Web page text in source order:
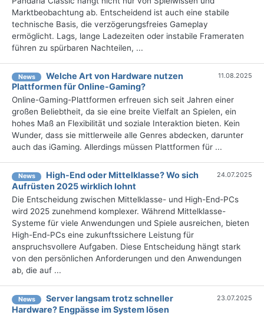
Marktbeobachtung ab. Entscheidend ist auch eine stabile
technische Basis, die verzögerungsfreies Gameplay
ermöglicht. Lags, lange Ladezeiten oder instabile Frameraten
führen zu spürbaren Nachteilen, ...
News
Welche Art von Hardware nutzen
Plattformen für Online-Gaming?
11.08.2025
Online-Gaming-Plattformen erfreuen sich seit Jahren einer
großen Beliebtheit, da sie eine breite Vielfalt an Spielen, ein
hohes Maß an Flexibilität und soziale Interaktion bieten. Kein
Wunder, dass sie mittlerweile alle Genres abdecken, darunter
auch das iGaming. Allerdings müssen Plattformen für ...
News
High-End oder Mittelklasse? Wo sich
Aufrüsten 2025 wirklich lohnt
24.07.2025
Die Entscheidung zwischen Mittelklasse- und High-End-PCs
wird 2025 zunehmend komplexer. Während Mittelklasse-
Systeme für viele Anwendungen und Spiele ausreichen, bieten
High-End-PCs eine zukunftssichere Leistung für
anspruchsvollere Aufgaben. Diese Entscheidung hängt stark
von den persönlichen Anforderungen und den Anwendungen
ab, die auf ...
News
Server langsam trotz schneller
Hardware? Engpässe im System lösen
23.07.2025